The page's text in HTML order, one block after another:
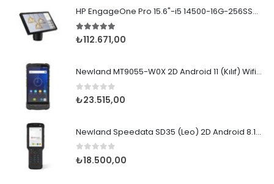
HP EngageOne Pro 15.6"-i5 14500-16G-256SSD-OST W11
5.00 5 üzerinden
₺112.671,00
Newland MT9055-W0X 2D Android 11 (Kılıf) Wifi BT
0 5 üzerinden
₺23.515,00
Newland Speedata SD35 (Leo) 2D Android 8.1 Wifi BT
0 5 üzerinden
₺18.500,00